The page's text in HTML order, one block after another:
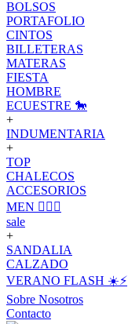
BOLSOS
PORTAFOLIO
CINTOS
BILLETERAS
MATERAS
FIESTA
HOMBRE
ECUESTRE 🐎
+
INDUMENTARIA
+
TOP
CHALECOS
ACCESORIOS
MEN 🙋🏽‍♂️
sale
+
SANDALIA
CALZADO
VERANO FLASH ☀️⚡️
Sobre Nosotros
Contacto